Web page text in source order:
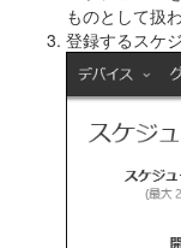
ものとして扱
登録するスケ